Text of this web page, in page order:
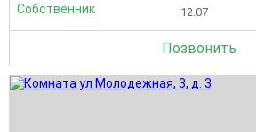
Собственник 12.07
Позвонить